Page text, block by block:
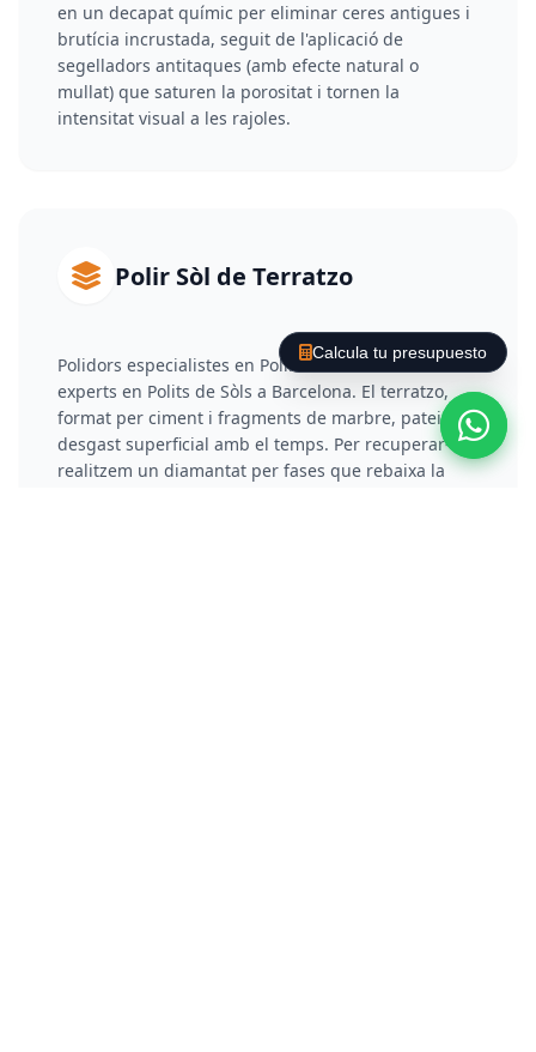
en un decapat químic per eliminar ceres antigues i
brutícia incrustada, seguit de l'aplicació de
segelladors antitaques (amb efecte natural o
mullat) que saturen la porositat i tornen la
intensitat visual a les rajoles.
Polir Sòl de Terratzo
Polidors especialistes en Polir Sòl de Terratzo i
experts en Polits de Sòls a Barcelona. El terratzo,
format per ciment i fragments de marbre, pateix
desgast superficial amb el temps. Per recuperar-lo,
realitzem un diamantat per fases que rebaixa la
Calcula tu presupuesto